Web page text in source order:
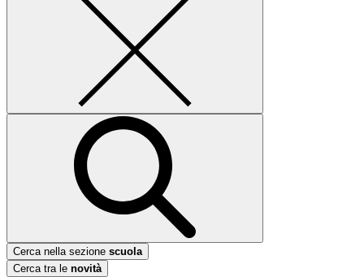
Cerca nella sezione scuola
Cerca tra le novità